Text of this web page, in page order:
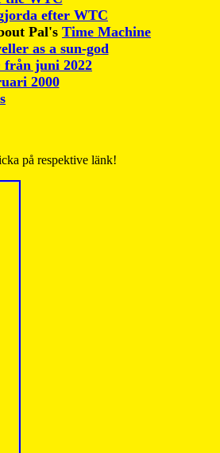
efter WTC
Pal's Time Machine
as a sun-god
från juni 2022
2000
på respektive länk!